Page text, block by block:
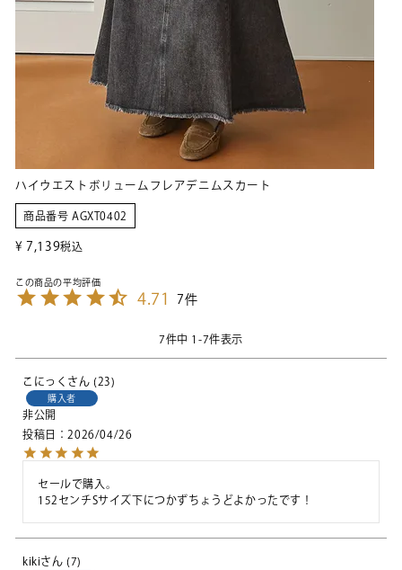
ハイウエストボリュームフレアデニムスカート
商品番号 AGXT0402
¥ 7,139税込
4.71 7
7件中 1 -7件表示
こにっく 23
購入者
非公開
投稿日
2026/04/26
セールで購入。
152センチSサイズ下につかずちょうどよかったです！
kiki 7